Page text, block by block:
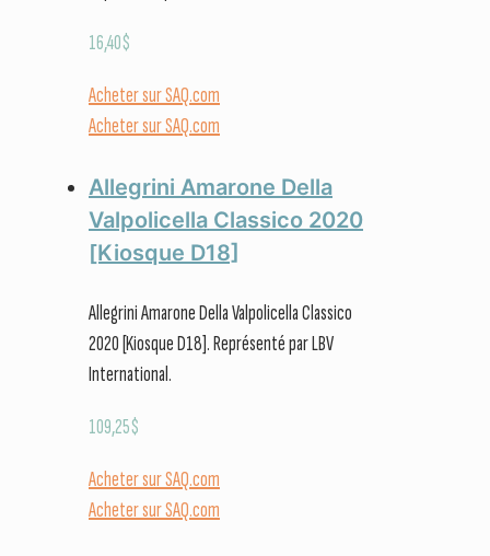
16,40$
Acheter sur SAQ.com
Acheter sur SAQ.com
Allegrini Amarone Della
Valpolicella Classico 2020
[Kiosque D18]
Allegrini Amarone Della Valpolicella Classico
2020 [Kiosque D18]. Représenté par LBV
International.
109,25$
Acheter sur SAQ.com
Acheter sur SAQ.com